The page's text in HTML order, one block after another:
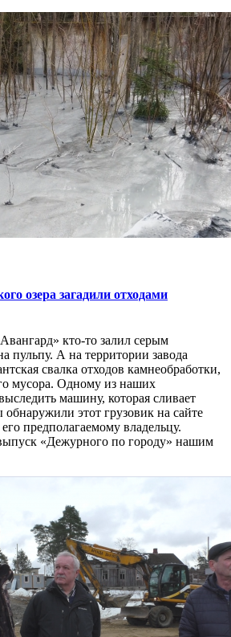
озера загадили отходами
кто-то залил серым
пульпу. А на территории завода
свалка отходов камнеобработки,
мусора. Одному из наших
машину, которая сливает
обнаружили этот грузовик на сайте
предполагаемому владельцу.
«Дежурного по городу» нашим